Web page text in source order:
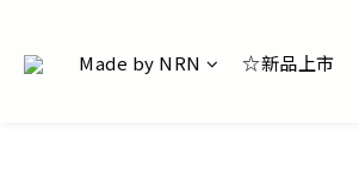
Made by NRN ☆新品上市